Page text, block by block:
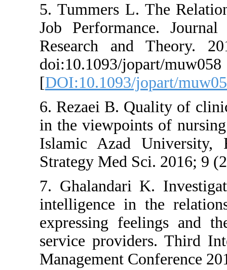
5. Tummers L.
Job
Research and
doi:10.1093/jopart/
[DOI:10.1093/
6. Rezaei B.
in the viewpoints
Islamic Azad
Strategy Med Sci.
7. Ghalandari K.
intelligence in the
expressing
service providers.
Management